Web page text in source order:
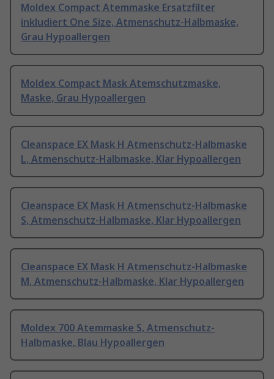
Moldex Compact Atemmaske Ersatzfilter
inkludiert One Size, Atmenschutz-Halbmaske,
Grau Hypoallergen
Moldex Compact Mask Atemschutzmaske,
Maske, Grau Hypoallergen
Cleanspace EX Mask H Atmenschutz-Halbmaske
L, Atmenschutz-Halbmaske, Klar Hypoallergen
Cleanspace EX Mask H Atmenschutz-Halbmaske
S, Atmenschutz-Halbmaske, Klar Hypoallergen
Cleanspace EX Mask H Atmenschutz-Halbmaske
M, Atmenschutz-Halbmaske, Klar Hypoallergen
Moldex 700 Atemmaske S, Atmenschutz-
Halbmaske, Blau Hypoallergen